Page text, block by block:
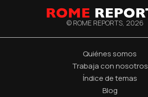
© ROME REPORTS, 2026
Quiénes somos
Trabaja con nosotros
Índice de temas
Blog